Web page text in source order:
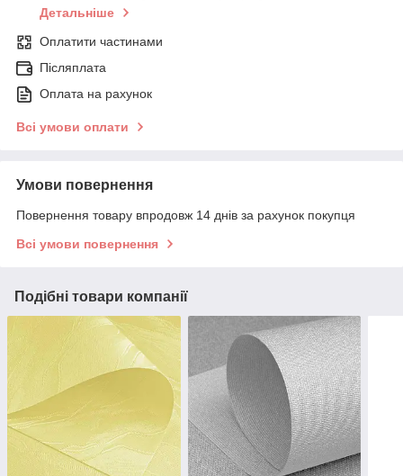
Детальніше
Оплатити частинами
Післяплата
Оплата на рахунок
Всі умови оплати
Умови повернення
Повернення товару впродовж 14 днів за рахунок покупця
Всі умови повернення
Подібні товари компанії